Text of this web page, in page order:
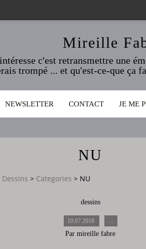
Mireille
c'est retransmettre une
trompé ... et qu'est-ce-que ça
NEWSLETTER CONTACT JE ME
NU
> Categories > NU
dessins
10.07.2018
Par mireille fabre